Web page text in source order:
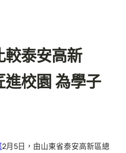
較泰安高新
校園 為學子
2月5日，由山東省泰安高新區總